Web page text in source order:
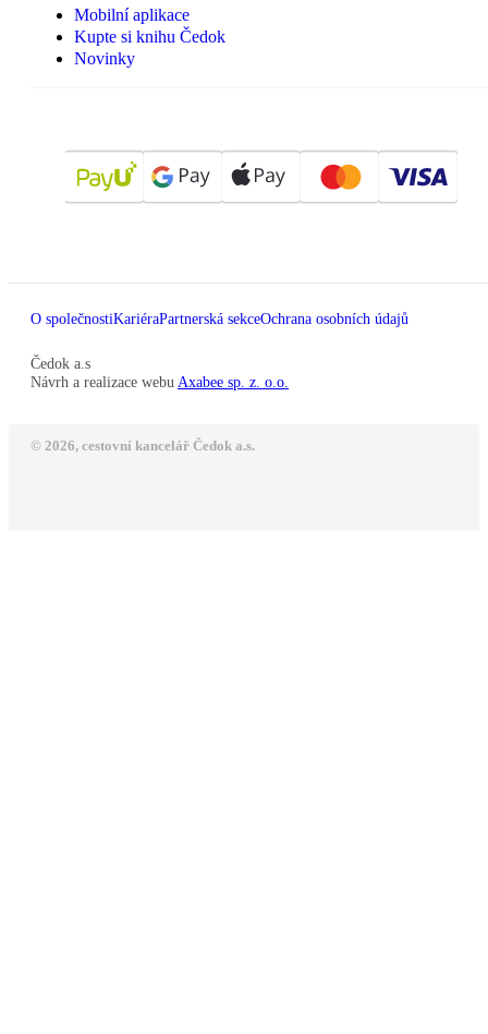
Mobilní aplikace
Kupte si knihu Čedok
Novinky
O společnostiKariéraPartnerská sekceOchrana osobních údajů
Čedok a.s
Návrh a realizace webu Axabee sp. z. o.o.
© 2026, cestovní kancelář Čedok a.s.